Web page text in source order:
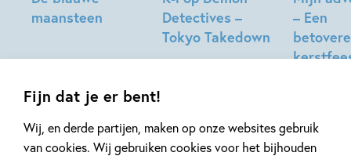
Fijn dat je er bent!
Wij, en derde partijen, maken op onze websites gebruik
van cookies. Wij gebruiken cookies voor het bijhouden
maansteen
Dragt
Detectives –
Tokyo Takedown
Stacia
– Een
Miss
Paty